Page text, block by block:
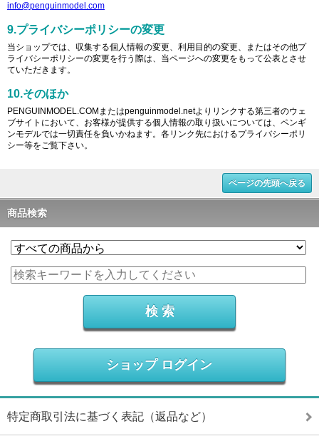
info@penguinmodel.com
9.プライバシーポリシーの変更
当ショップでは、収集する個人情報の変更、利用目的の変更、またはその他プ
ライバシーポリシーの変更を行う際は、当ページへの変更をもって公表とさせ
ていただきます。
10.そのほか
PENGUINMODEL.COMまたはpenguinmodel.netよりリンクする第三者のウェ
ブサイトにおいて、お客様が提供する個人情報の取り扱いについては、ペンギ
ンモデルでは一切責任を負いかねます。各リンク先におけるプライバシーポリ
シー等をご覧下さい。
ページの先頭へ戻る
商品検索
ショップ ログイン
特定商取引法に基づく表記（返品など）